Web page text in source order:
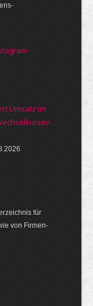
Umsatz im
für
von Firmen­